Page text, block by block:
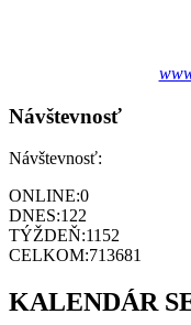
Návštevnosť
Návštevnosť:
ONLINE:0
DNES:122
TÝŽDEŇ:1152
CELKOM:713681
KALENDÁR